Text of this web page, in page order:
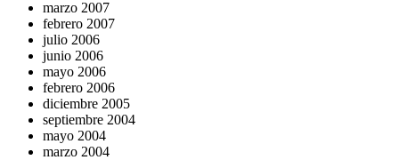
marzo 2007
febrero 2007
julio 2006
junio 2006
mayo 2006
febrero 2006
diciembre 2005
septiembre 2004
mayo 2004
marzo 2004